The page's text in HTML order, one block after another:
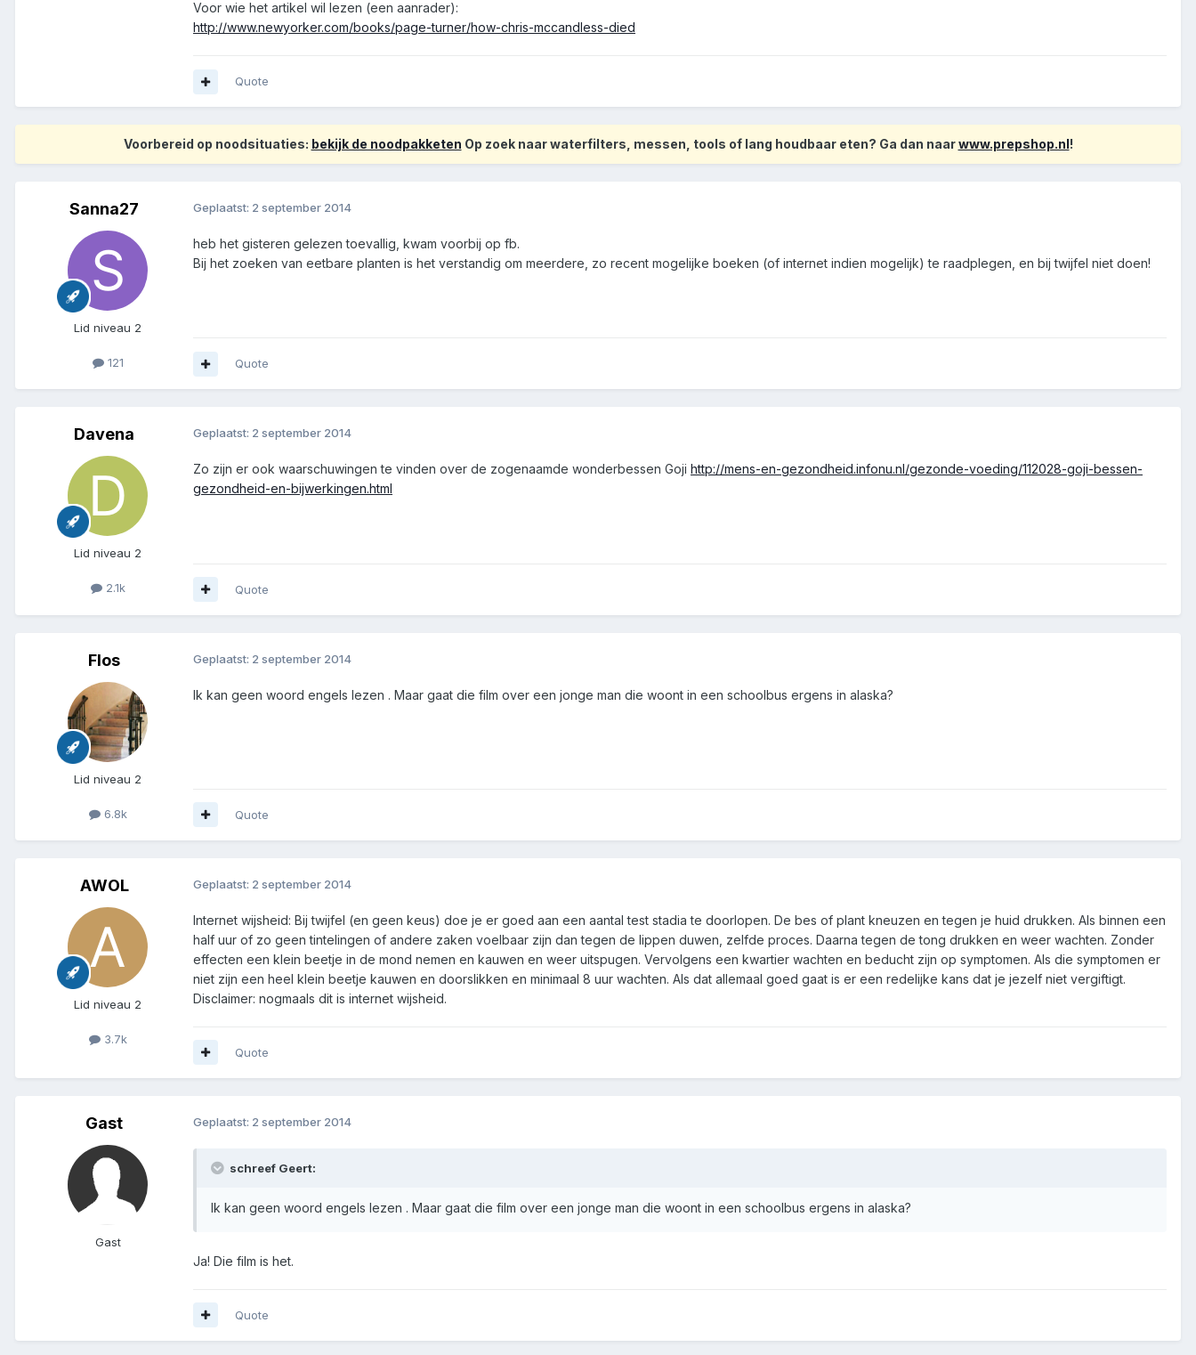
Voor wie het artikel wil lezen (een aanrader):
http://www.newyorker.com/books/page-turner/how-chris-mccandless-died
Quote
Voorbereid op noodsituaties: bekijk de noodpakketen Op zoek naar waterfilters, messen, tools of lang houdbaar eten? Ga dan naarwww.prepshop.nl!
Sanna27
Lid niveau 2
121
Geplaatst: 2 september 2014
heb het gisteren gelezen toevallig, kwam voorbij op fb.
Bij het zoeken van eetbare planten is het verstandig om meerdere, zo recent mogelijke boeken (of internet indien mogelijk) te raadplegen, en bij twijfel niet doen!
Quote
Davena
Lid niveau 2
2.1k
Geplaatst: 2 september 2014
Zo zijn er ook waarschuwingen te vinden over de zogenaamde wonderbessen Goji http://mens-en-gezondheid.infonu.nl/gezonde-voeding/112028-goji-bessen-
gezondheid-en-bijwerkingen.html
Quote
Flos
Lid niveau 2
6.8k
Geplaatst: 2 september 2014
Ik kan geen woord engels lezen . Maar gaat die film over een jonge man die woont in een schoolbus ergens in alaska?
Quote
AWOL
Lid niveau 2
3.7k
Geplaatst: 2 september 2014
Internet wijsheid: Bij twijfel (en geen keus) doe je er goed aan een aantal test stadia te doorlopen. De bes of plant kneuzen en tegen je huid drukken. Als binnen een
half uur of zo geen tintelingen of andere zaken voelbaar zijn dan tegen de lippen duwen, zelfde proces. Daarna tegen de tong drukken en weer wachten. Zonder
effecten een klein beetje in de mond nemen en kauwen en weer uitspugen. Vervolgens een kwartier wachten en beducht zijn op symptomen. Als die symptomen er
niet zijn een heel klein beetje kauwen en doorslikken en minimaal 8 uur wachten. Als dat allemaal goed gaat is er een redelijke kans dat je jezelf niet vergiftigt.
Disclaimer: nogmaals dit is internet wijsheid.
Quote
Gast
Gast
Geplaatst: 2 september 2014
schreef Geert:
Ik kan geen woord engels lezen . Maar gaat die film over een jonge man die woont in een schoolbus ergens in alaska?
Ja! Die film is het.
Quote